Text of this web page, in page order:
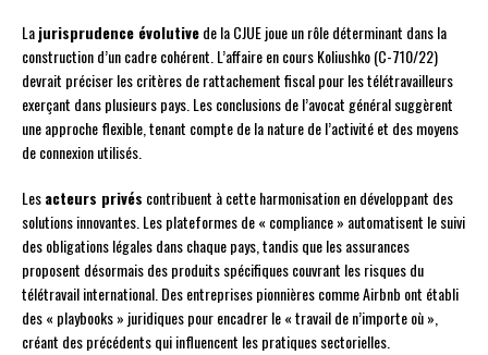
Lajurisprudence évolutivede la CJUE joue un rôle déterminant dans la
construction d’un cadre cohérent. L’affaire en cours Koliushko (C-710/22)
devrait préciser les critères de rattachement fiscal pour les télétravailleurs
exerçant dans plusieurs pays. Les conclusions de l’avocat général suggèrent
une approche flexible, tenant compte de la nature de l’activité et des moyens
de connexion utilisés.
Lesacteurs privés contribuent à cette harmonisation en développant des
solutions innovantes. Les plateformes de « compliance » automatisent le suivi
des obligations légales dans chaque pays, tandis que les assurances
proposent désormais des produits spécifiques couvrant les risques du
télétravail international. Des entreprises pionnières comme Airbnb ont établi
des « playbooks » juridiques pour encadrer le « travail de n’importe où »,
créant des précédents qui influencent les pratiques sectorielles.